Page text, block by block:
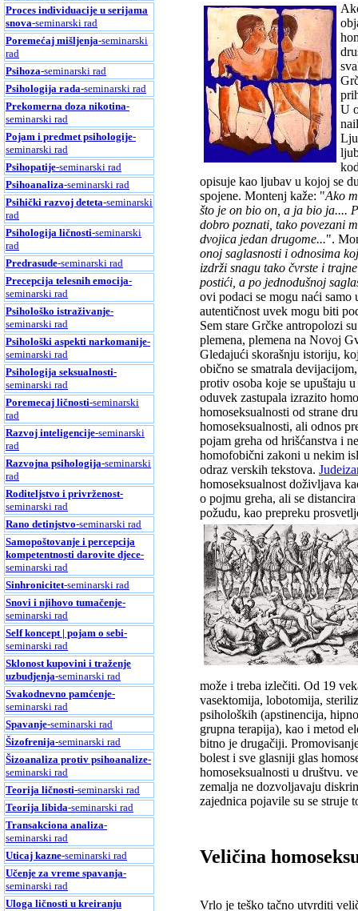
Proces individuacije u serijama
snova-seminarski rad
Poremećaj mišljenja-seminarski
rad
Psihoza-seminarski rad
Psihologija rada-seminarski rad
Prekomerna doza nikotina-
seminarski rad
Pojam i predmet psihologije-
seminarski rad
Psihopatije-seminarski rad
Psihoanaliza-seminarski rad
Psihički razvoj deteta-seminarski
rad
Psihologija ličnosti-seminarski
rad
Predrasude-seminarski rad
Precepcija telesnih emocija-
seminarski rad
Psihološko istraživanje-
seminarski rad
Psihološki aspekti narkomanije-
seminarski rad
Psihologija seksualnosti-
seminarski rad
Poremecaj ličnosti-seminarski
rad
Razvoj inteligencije-seminarski
rad
Razvojna psihologija-seminarski
rad
Roditeljstvo i privrženost-
seminarski rad
Rano detinjstvo-seminarski rad
Samopoštovanje i percepcija
kompetentnosti darovite djece-
seminarski rad
Sinhronicitet-seminarski rad
Snovi i njihovo tumačenje-
seminarski rad
Self koncept | pojam o sebi-
seminarski rad
Sklonost kupovini i traženje
uzbudjenja-seminarski rad
Svakodnevno pamćenje-
seminarski rad
Spavanje-seminarski rad
Šizofrenija-seminarski rad
Šizoanaliza protiv psihoanalize-
seminarski rad
Teorija ličnosti-seminarski rad
Teorija libida-seminarski rad
Transakciona analiza-
seminarski rad
Uticaj kazne-seminarski rad
Učenje za vreme spavanja-
seminarski rad
Uloga ličnosti u kreiranju
U
opisuje kao ljubav u kojoj se
spojene. Montenj kaže: "Ako
što je on bio on, a ja bio ja....
dobro poznati, tako povezani
dvojica jedan drugome...".
onoj saglasnosti i odnosima
izdrži snagu tako čvrste i
postići, a po jednodušnoj
ovi podaci se mogu naći
autentičnost uvek mogu biti
Sem stare Grčke antropolozi
plemena, plemena na Novoj
Gledajući skorašnju istoriju,
obično se smatrala
protiv osoba koje se upuštaju
oduvek zastupala izrazito
homoseksualnosti od strane
homoseksualnosti, ali odnos
pojam greha od hrišćanstva i
homofobični zakoni u nekim
odraz verskih tekstova.
homoseksualnost doživljava
o pojmu greha, ali se
požudu, kao prepreku
može i treba izlečiti. Od 19
vasektomija, lobotomija,
psiholoških (apstinencija,
grupna terapija), kao i metod
bitno je drugačiji.
bolest i sve glasniji glas
homoseksualnosti u društvu.
zemalja ne dozvoljavaju
zajednica pojavile su se struje
Veličina
Vrlo je teško tačno utvrditi